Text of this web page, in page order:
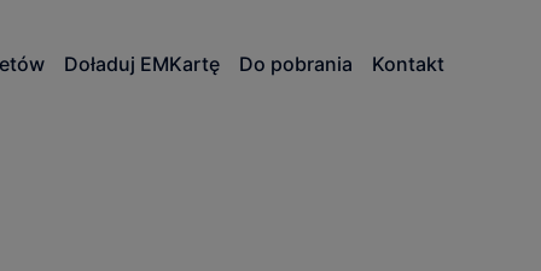
Doładuj EMKartę Do pobrania Kontakt